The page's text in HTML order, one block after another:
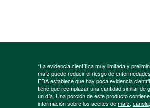
*La evidencia científica muy limitada y
maíz puede reducir el riesgo de
FDA establece que hay poca evidencia
tiene que reemplazar una cantidad similar
un día. Una porción de este producto
información sobre los aceites demaíz, canola,